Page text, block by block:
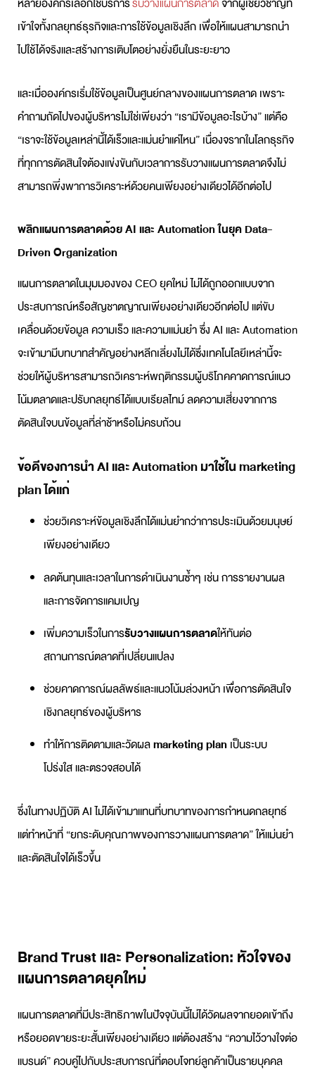
เข้าใจทั้งกลยุทธ์ธุรกิจและการใช้ข้อมูลเชิงลึก เพื่อให้แผนสามารถนำ
ไปใช้ได้จริงและสร้างการเติบโตอย่างยั่งยืนในระยะยาว
และเมื่อองค์กรเริ่มใช้ข้อมูลเป็นศูนย์กลางของแผนการตลาดเพราะ
คำถามถัดไปของผู้บริหารไม่ใช่เพียงว่า “เรามีข้อมูลอะไรบ้าง” แต่คือ
“เราจะใช้ข้อมูลเหล่านี้ได้เร็วและแม่นยำแค่ไหน” เนื่องจรากในโลกธุรกิจ
ที่ทุกการตัดสินใจต้องแข่งขันกับเวลาการรับวางแผนการตลาดจึงไม่
สามารถพึ่งพาการวิเคราะห์ด้วยคนเพียงอย่างเดียวได้อีกต่อไป
พลิกแผนการตลาดด้วย AI และ Automation ในยุค Data-
Driven Organization
แผนการตลาดในมุมมองของ CEO ยุคใหม่ ไม่ได้ถูกออกแบบจาก
ประสบการณ์หรือสัญชาตญาณเพียงอย่างเดียวอีกต่อไป แต่ขับ
เคลื่อนด้วยข้อมูล ความเร็ว และความแม่นยำ ซึ่ง AI และ Automation
จะเข้ามามีบทบาทสำคัญอย่างหลีกเลี่ยงไม่ได้ซึ่งเทคโนโลยีเหล่านี้จะ
ช่วยให้ผู้บริหารสามารถวิเคราะห์พฤติกรรมผู้บริโภคคาดการณ์แนว
โน้มตลาดและปรับกลยุทธ์ได้แบบเรียลไทม์ ลดความเสี่ยงจากการ
ตัดสินใจบนข้อมูลที่ล่าช้าหรือไม่ครบถ้วน
ข้อดีของการนำ AI และ Automation มาใช้ในmarketing
planได้แก่
ช่วยวิเคราะห์ข้อมูลเชิงลึกได้แม่นยำกว่าการประเมินด้วยมนุษย์
เพียงอย่างเดียว
ลดต้นทุนและเวลาในการดำเนินงานซ้ำๆ เช่น การรายงานผล
และการจัดการแคมเปญ
เพิ่มความเร็วในการรับวางแผนการตลาดให้ทันต่อ
สถานการณ์ตลาดที่เปลี่ยนแปลง
ช่วยคาดการณ์ผลลัพธ์และแนวโน้มล่วงหน้า เพื่อการตัดสินใจ
เชิงกลยุทธ์ของผู้บริหาร
ทำให้การติดตามและวัดผลmarketing planเป็นระบบ
โปร่งใส และตรวจสอบได้
ซึ่งในทางปฏิบัติ AI ไม่ได้เข้ามาแทนที่บทบาทของการกำหนดกลยุทธ์
แต่ทำหน้าที่ “ยกระดับคุณภาพของการวางแผนการตลาด” ให้แม่นยำ
และตัดสินใจได้เร็วขึ้น
Brand Trust และ Personalization: หัวใจของ
แผนการตลาดยุคใหม่
แผนการตลาดที่มีประสิทธิภาพในปัจจุบันนี้ไม่ได้วัดผลจากยอดเข้าถึง
หรือยอดขายระยะสั้นเพียงอย่างเดียว แต่ต้องสร้าง “ความไว้วางใจต่อ
แบรนด์” ควบคู่ไปกับประสบการณ์ที่ตอบโจทย์ลูกค้าเป็นรายบุคคล